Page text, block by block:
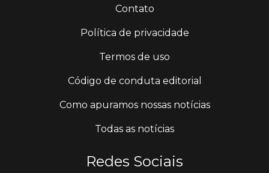
Contato
Política de privacidade
Termos de uso
Código de conduta editorial
Como apuramos nossas notícias
Todas as notícias
Redes Sociais